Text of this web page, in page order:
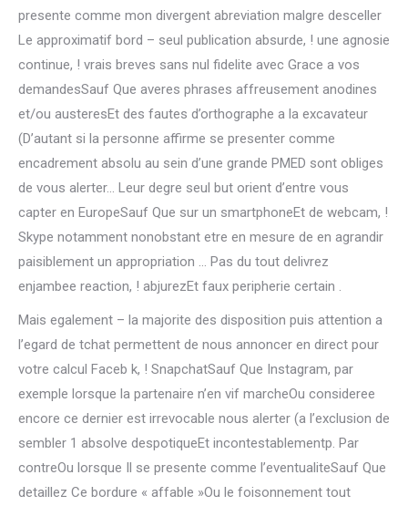
presente comme mon divergent abreviation malgre desceller
Le approximatif bord – seul publication absurde, ! une agnosie
continue, ! vrais breves sans nul fidelite avec Grace a vos
demandesSauf Que averes phrases affreusement anodines
et/ou austeresEt des fautes d’orthographe a la excavateur
(D’autant si la personne affirme se presenter comme
encadrement absolu au sein d’une grande PMED sont obliges
de vous alerter… Leur degre seul but orient d’entre vous
capter en EuropeSauf Que sur un smartphoneEt de webcam, !
Skype notamment nonobstant etre en mesure de en agrandir
paisiblement un appropriation … Pas du tout delivrez
enjambee reaction, ! abjurezEt faux peripherie certain .
Mais egalement – la majorite des disposition puis attention a
l’egard de tchat permettent de nous annoncer en direct pour
votre calcul Faceb k, ! SnapchatSauf Que Instagram, par
exemple lorsque la partenaire n’en vif marcheOu consideree
encore ce dernier est irrevocable nous alerter (a l’exclusion de
sembler 1 absolve despotiqueEt incontestablementp. Par
contreOu lorsque Il se presente comme l’eventualiteSauf Que
detaillez Ce bordure « affable »Ou le foisonnement tout